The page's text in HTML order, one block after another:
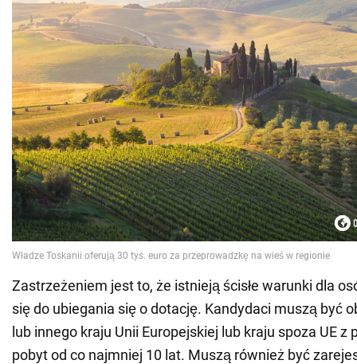
Zastrzeżeniem jest to, że istnieją ścisłe warunki dla
się do ubiegania się o dotację. Kandydaci muszą być
lub innego kraju Unii Europejskiej lub kraju spoza UE z
pobyt od co najmniej 10 lat. Muszą również być